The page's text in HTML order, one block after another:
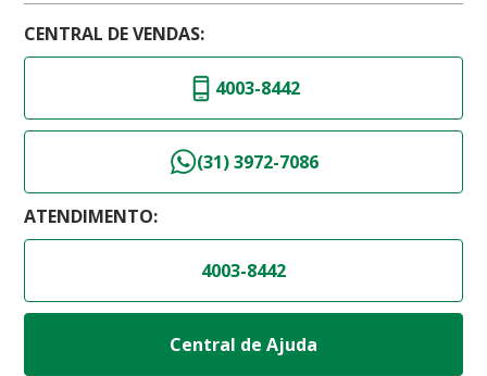
CENTRAL DE VENDAS:
4003-8442
(31) 3972-7086
ATENDIMENTO:
4003-8442
Central de Ajuda